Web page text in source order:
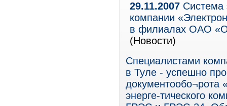
29.11.2007 Система
компании
в филиалах ОАО
(Новости)
Специалистами
в Туле - успешно
документообо¬рота
энерге-тического